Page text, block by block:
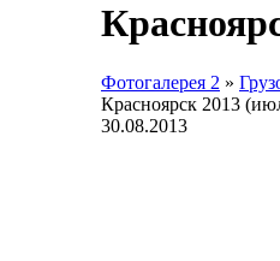
Фотогалерея 2 »
Красноярск 2013
30.08.2013